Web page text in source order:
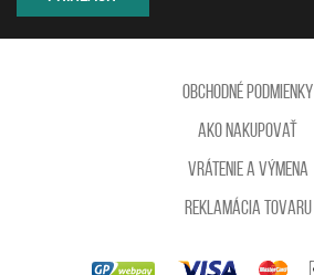
Obchodné podmienky
Ako nakupovať
Vrátenie a výmena
reklamácia tovaru